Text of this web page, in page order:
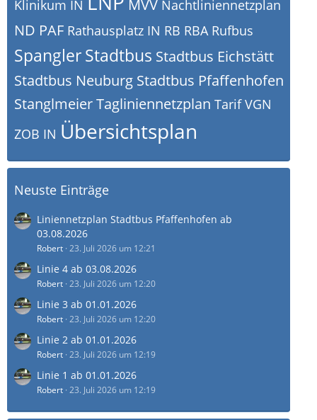
Klinikum IN MVV Nachtliniennetzplan
ND PAF Rathausplatz IN RB RBA Rufbus
SpanglerStadtbus Stadtbus Eichstätt
Stadtbus Neuburg Stadtbus Pfaffenhofen
StanglmeierTagliniennetzplan Tarif VGN
ZOB IN Übersichtsplan
Neuste Einträge
Liniennetzplan Stadtbus Pfaffenhofen ab
03.08.2026
Robert 23. Juli 2026 um 12:21
Linie 4 ab 03.08.2026
Robert 23. Juli 2026 um 12:20
Linie 3 ab 01.01.2026
Robert 23. Juli 2026 um 12:20
Linie 2 ab 01.01.2026
Robert 23. Juli 2026 um 12:19
Linie 1 ab 01.01.2026
Robert 23. Juli 2026 um 12:19